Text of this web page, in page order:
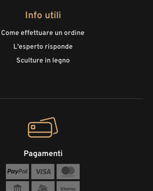
Info utili
Come effettuare un ordine
L'esperto risponde
Sculture in legno
Pagamenti